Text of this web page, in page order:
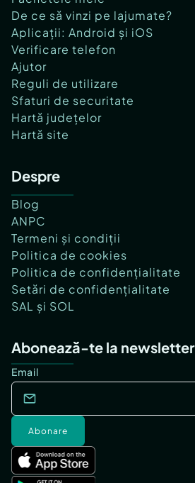
De ce să vinzi pe lajumate?
Aplicații: Android și iOS
Verificare telefon
Ajutor
Reguli de utilizare
Sfaturi de securitate
Hartă județelor
Hartă site
Despre
Blog
ANPC
Termeni și condiții
Politica de cookies
Politica de confidențialitate
Setări de confidențialitate
SAL și SOL
Abonează-te la newsletter
Email
Abonare